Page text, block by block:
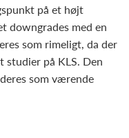
på et højt
downgrades med en
som rimeligt, da der
på KLS. Den
som værende